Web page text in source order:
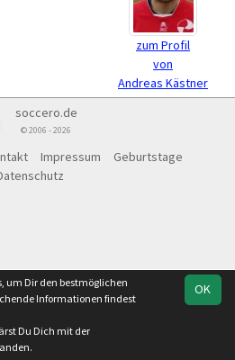
zum Profil
von
Andreas Kästner
soccero.de
© 2006 - 2026
Impressum
Geburtstage
OK
um Dir den bestmöglichen
Informationen findest
Du Dich mit der